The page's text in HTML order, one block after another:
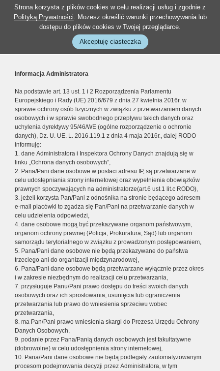
Strona korzysta z plików cookies w celu realizacji usług i zgodnie z
Polityką Prywatności. Możesz określić warunki przechowywania lub
dostępu do plików cookies w Twojej przeglądarce.
Akceptuję ciasteczka
Informacja Administratora
Na podstawie art. 13 ust. 1 i 2 Rozporządzenia Parlamentu
Europejskiego i Rady (UE) 2016/679 z dnia 27 kwietnia 2016r. w
sprawie ochrony osób fizycznych w związku z przetwarzaniem danych
osobowych i w sprawie swobodnego przepływu takich danych oraz
uchylenia dyrektywy 95/46/WE (ogólne rozporządzenie o ochronie
danych), Dz. U. UE. L. 2016.119.1 z dnia 4 maja 2016r., dalej RODO
informuję:
1. dane Administratora i Inspektora Ochrony Danych znajdują się w
linku „Ochrona danych osobowych”,
2. Pana/Pani dane osobowe w postaci adresu IP, są przetwarzane w
celu udostępniania strony internetowej oraz wypełnienia obowiązków
prawnych spoczywających na administratorze(art.6 ust.1 lit.c RODO),
3. jeżeli korzysta Pan/Pani z odnośnika na stronie będącego adresem
e-mail placówki to zgadza się Pan/Pani na przetwarzanie danych w
celu udzielenia odpowiedzi,
4. dane osobowe mogą być przekazywane organom państwowym,
organom ochrony prawnej (Policja, Prokuratura, Sąd) lub organom
samorządu terytorialnego w związku z prowadzonym postępowaniem,
5. Pana/Pani dane osobowe nie będą przekazywane do państwa
trzeciego ani do organizacji międzynarodowej,
6. Pana/Pani dane osobowe będą przetwarzane wyłącznie przez okres
i w zakresie niezbędnym do realizacji celu przetwarzania,
7. przysługuje Panu/Pani prawo dostępu do treści swoich danych
osobowych oraz ich sprostowania, usunięcia lub ograniczenia
przetwarzania lub prawo do wniesienia sprzeciwu wobec
przetwarzania,
8. ma Pan/Pani prawo wniesienia skargi do Prezesa Urzędu Ochrony
Danych Osobowych,
9. podanie przez Pana/Panią danych osobowych jest fakultatywne
(dobrowolne) w celu udostępnienia strony internetowej,
10. Pana/Pani dane osobowe nie będą podlegały zautomatyzowanym
procesom podejmowania decyzji przez Administratora, w tym